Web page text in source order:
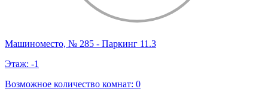
Машиноместо, № 285 - Паркинг 11.3
Этаж: -1
Возможное количество комнат: 0